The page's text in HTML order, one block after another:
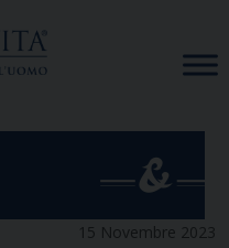
15 Novembre 2023